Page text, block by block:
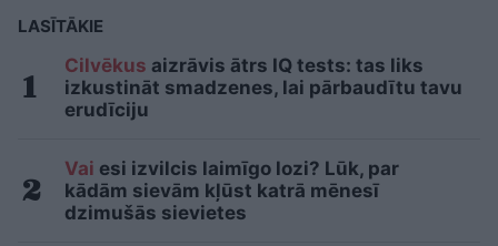
LASĪTĀKIE
Cilvēkus aizrāvis ātrs IQ tests: tas liks
izkustināt smadzenes, lai pārbaudītu tavu
erudīciju
Vai esi izvilcis laimīgo lozi? Lūk, par
kādām sievām kļūst katrā mēnesī
dzimušās sievietes